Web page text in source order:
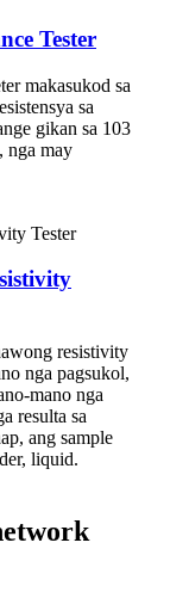
Tester
makasukod sa
sa
gikan sa 103
nga may
resistivity
nga pagsukol,
mano nga
resulta sa
ang sample
liquid.